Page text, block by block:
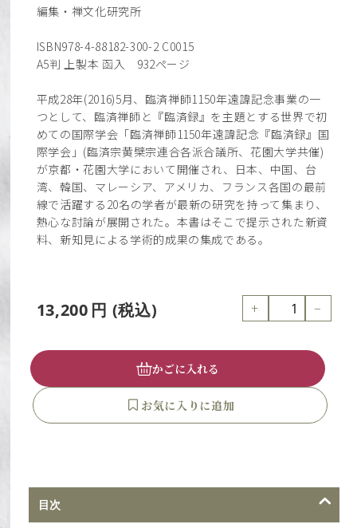
編集・禅文化研究所
ISBN978-4-88182-300-2 C0015
A5判 上製本 函入 932ページ
平成28年(2016)5月、臨済禅師1150年遠諱記念事業の一
つとして、臨済禅師と『臨済録』を主題とする世界で初
めての国際学会「臨済禅師1150年遠諱記念『臨済録』国
際学会」(臨済宗黄檗宗連合各派合議所、花園大学共催)
が京都・花園大学において開催され、日本、中国、台
湾、韓国、マレーシア、アメリカ、フランス各国の最前
線で活躍する20名の学者が最新の研究を持って集まり、
熱心な討論が展開された。本書はそこで提示された新資
料、新知見による学術的成果の集成である。
13,200 円 (税込) + −
かごに入れる
目次